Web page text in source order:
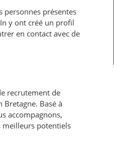
personnes présentes
y ont créé un profil
en contact avec de
recrutement de
Bretagne. Basé à
accompagnons,
meilleurs potentiels